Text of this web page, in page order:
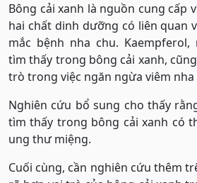
Bông cải xanh là nguồn cung cấp
hai chất dinh dưỡng có liên quan
mắc bệnh nha chu. Kaempferol,
tìm thấy trong bông cải xanh,
trò trong việc ngăn ngừa viêm nha
Nghiên cứu bổ sung cho thấy
tìm thấy trong bông cải xanh có
ung thư miệng.
Cuối cùng, cần nghiên cứu thêm